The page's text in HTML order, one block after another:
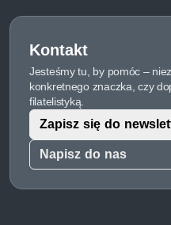
Kontakt
Jesteśmy tu, by pomóc –
konkretnego znaczka, czy
filatelistyką.
Napisz do nas
Zapisz się do